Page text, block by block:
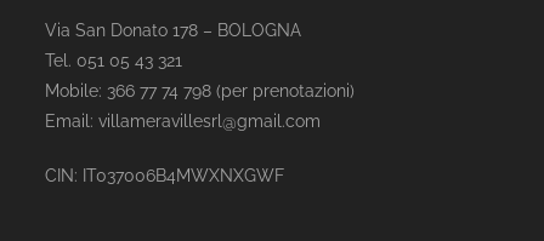
Via San Donato 178 – BOLOGNA
Tel. 051 05 43 321
Mobile: 366 77 74 798 (per prenotazioni)
Email: villameravillesrl@gmail.com
CIN: IT037006B4MWXNXGWF